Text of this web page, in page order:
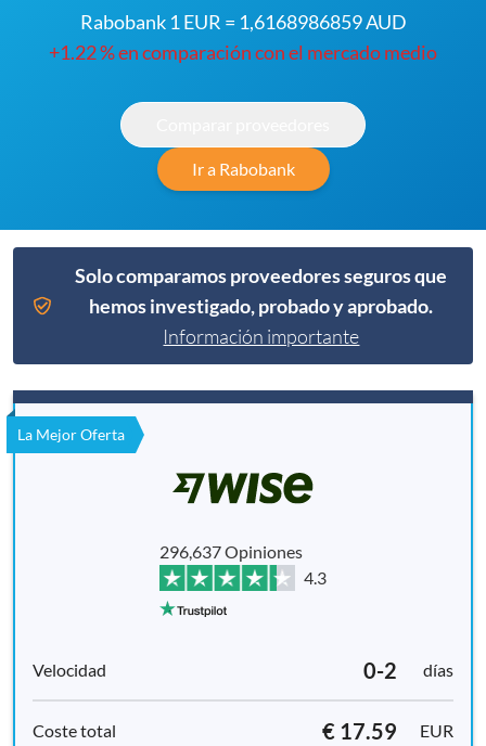
Rabobank 1 EUR = 1,6168986859 AUD
+1.22 % en comparación con el mercado medio
Ir a Rabobank
Solo comparamos proveedores seguros que
hemos investigado, probado y aprobado.
Información importante
La Mejor Oferta
296,637 Opiniones
4.3
0-2 días
€ 17.59
EUR